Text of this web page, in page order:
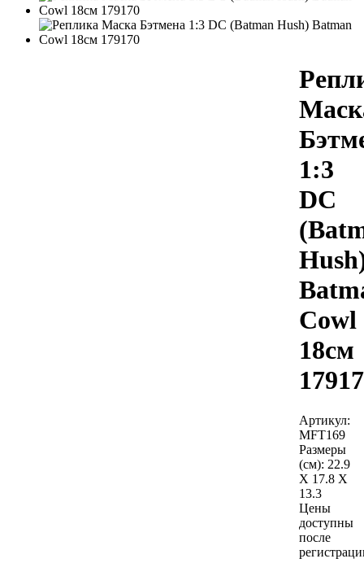
1:3
DC
Cowl
18см
Артикул:
MFT169
Размеры
(см): 22.9
X 17.8 X
13.3
Цены
доступны
после